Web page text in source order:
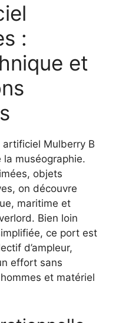
:
et
Mulberry B
muséographie.
objets
on découvre
maritime et
Bien loin
ce port est
d’ampleur,
effort sans
et matériel